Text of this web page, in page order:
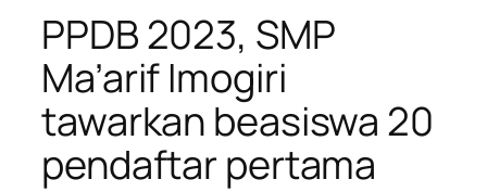
PPDB 2023, SMP
Ma’arif Imogiri
tawarkan beasiswa 20
pendaftar pertama